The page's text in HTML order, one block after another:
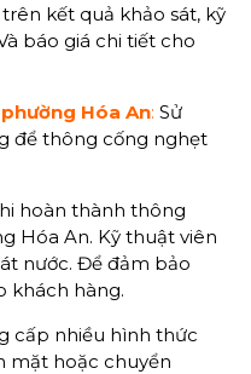
kết quả khảo sát, kỹ
báo giá chi tiết cho
Hóa An: Sử
để thông cống nghẹt
hoàn thành thông
Hóa An. Kỹ thuật viên
nước. Để đảm bảo
khách hàng.
cấp nhiều hình thức
mặt hoặc chuyển